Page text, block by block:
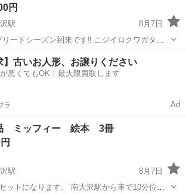
円
駅
8月7日
ードシーズン到来です‼️ ニジイロクワガタホ
ーマル ♂♀ペア CBF2 ♂53.26mm 2026年4月23
年4月2日羽化 1枚目〜4枚目は♂ 5枚...
南大沢駅 その他
】古いお人形、お譲りください
悪くてもOK！最大限買取します
ラ Ad
ミッフィー 絵本 3冊
駅
8月7日
。 南大沢駅から車で10分位の